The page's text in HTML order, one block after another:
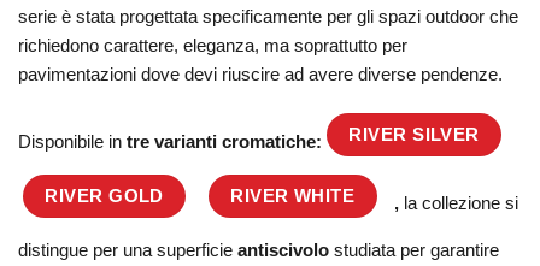
serie è stata progettata specificamente per gli spazi outdoor che
richiedono carattere, eleganza, ma soprattutto per
pavimentazioni dove devi riuscire ad avere diverse pendenze.
Disponibile in tre varianti cromatiche: RIVER SILVER
RIVER GOLD RIVER WHITE , la collezione si
distingue per una superficie antiscivolo studiata per garantire